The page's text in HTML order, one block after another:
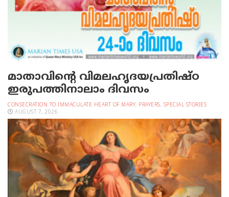
മാതാവിന്റെ വിമലഹൃദയപ്രതിഷ്ഠ
ഇരുപത്തിനാലാം ദിവസം
CONSECRATION TO IMMACULATE HEART OF MARY, PRAYERS, SPECIAL STORIES
AUGUST 7, 2026